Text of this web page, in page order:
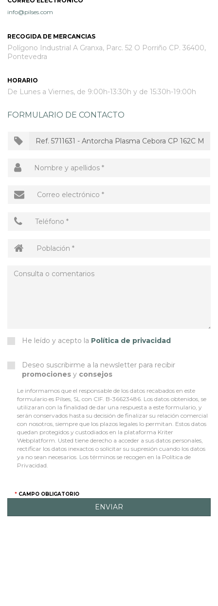
info@pilses.com
RECOGIDA DE MERCANCIAS
Polígono Industrial A Granxa, Parc. 52 O Porriño CP. 36400,
Pontevedra
HORARIO
De Lunes a Viernes, de 9:00h-13:30h y de 15:30h-19:00h
FORMULARIO DE CONTACTO
He leído y acepto la Política de privacidad
Deseo suscribirme a la newsletter para recibir
promociones y consejos
Le informamos que el responsable de los datos recabados en este
formulario es Pilses, SL con CIF. B-36623486. Los datos obtenidos, se
utilizaran con la finalidad de dar una respuesta a este formulario, y
serán conservados hasta su decisión de finalizar su relación comercial
con nosotros, siempre que los plazos legales lo permitan. Estos datos
quedan protegidos y custodiados en la plataforma Kriter
Webplatform. Usted tiene derecho a acceder a sus datos personales,
rectificar los datos inexactos o solicitar su supresión cuando los datos
ya no sean necesarios. Los términos se recogen en la Política de
Privacidad.
CAMPO OBLIGATORIO
ENVIAR